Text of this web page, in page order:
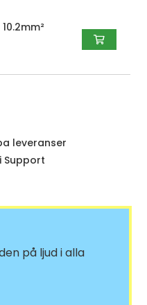
leveranser
Support
på ljud i alla